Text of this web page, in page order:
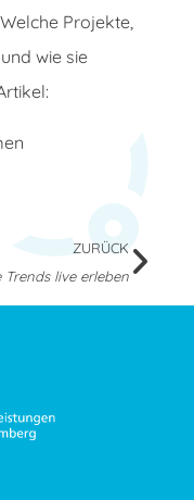
Projekte,
wie sie
BW 2023
ZURÜCK
Trends live erleben